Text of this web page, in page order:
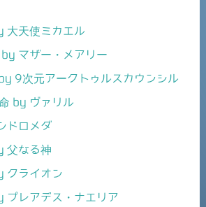
大天使ミカエル
マザー・メアリー
9次元アークトゥルスカウンシル
by ヴァリル
ドロメダ
父なる神
クライオン
プレアデス・ナエリア